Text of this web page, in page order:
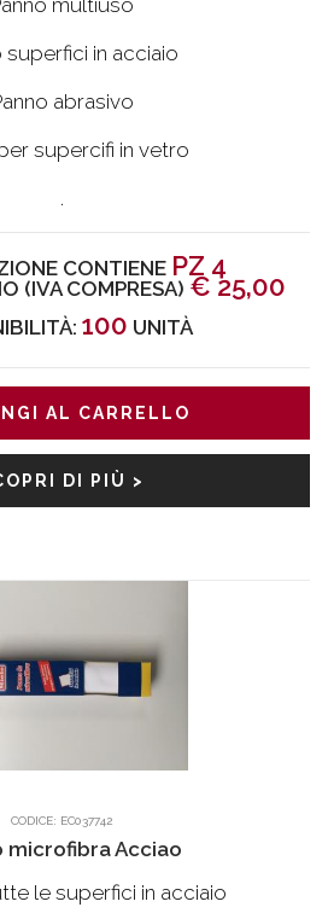
multiuso
superfici in acciaio
abrasivo
supercifi in vetro
.
CONTIENE PZ 4
(IVA COMPRESA) € 25,00
100 UNITÀ
AL CARRELLO
DI PIÙ >
CODICE: EC037742
microfibra Acciao
le superfici in acciaio